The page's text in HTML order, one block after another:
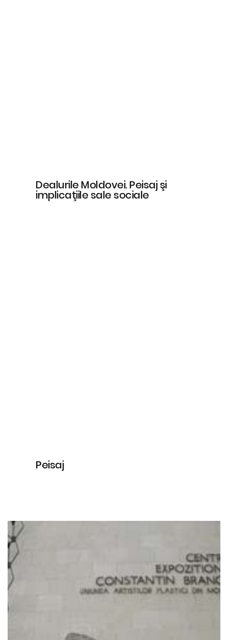
Dealurile Moldovei. Peisaj şi
implicaţiile sale sociale
Peisaj